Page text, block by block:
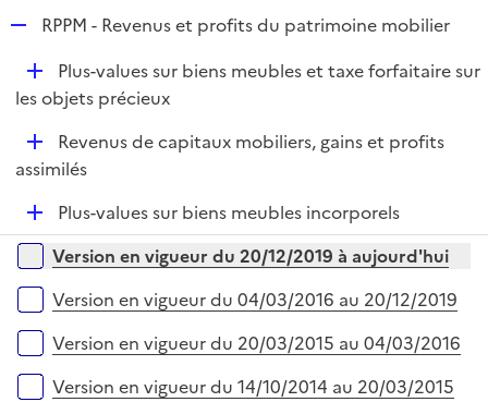
p
l
i
e
r
RPPM - Revenus et profits du patrimoine mobilier
D
é
i
Plus-values sur biens meubles et taxe forfaitaire sur
les objets précieux
D
é
e
r
Revenus de capitaux mobiliers, gains et profits
assimilés
D
é
p
e
Plus-values sur biens meubles incorporels
Versions sur la période
Version en vigueur du 20/12/2019 à aujourd'hui
Version en vigueur du 04/03/2016 au 20/12/2019
Version en vigueur du 20/03/2015 au 04/03/2016
Version en vigueur du 14/10/2014 au 20/03/2015